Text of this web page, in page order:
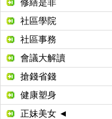
修繕是非
社區學院
社區事務
會議大解讀
搶錢省錢
健康塑身
正妹美女 ◄